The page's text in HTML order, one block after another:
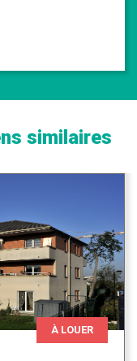
similaires
À LOUER